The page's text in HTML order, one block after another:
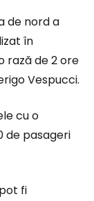
de nord a
în
rază de 2 ore
Vespucci.
cu o
de pasageri
fi